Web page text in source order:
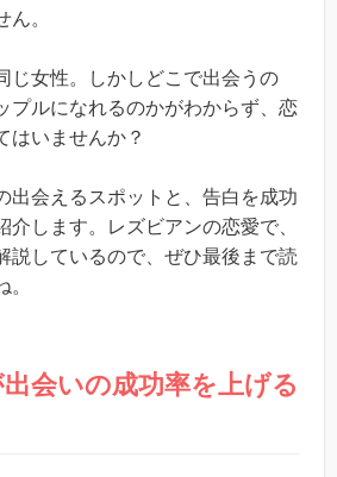
ん。
じ女性。しかしどこで出会うの
プルになれるのかがわからず、恋
はいませんか？
出会えるスポットと、告白を成功
介します。レズビアンの恋愛で、
説しているので、ぜひ最後まで読
会いの成功率を上げる